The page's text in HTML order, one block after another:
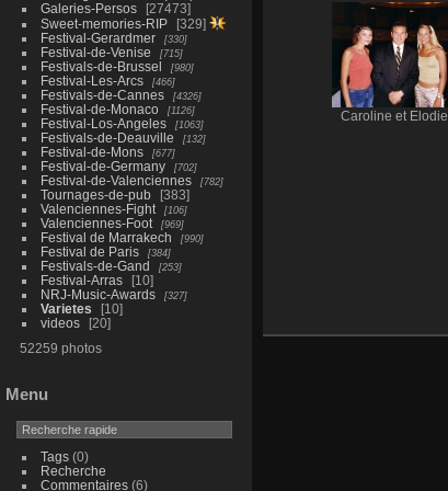
Galeries-Persos
27473
Sweet-memories-RIP
329
Festival-Gerardmer
330
Festival-de-Venise 715
Festivals-de-Brussel 980
Festival-Les-Arcs 466
Festivals-de-Cannes 4326
Festival-de-Monaco 1126
Festival-Los-Angeles 1063
Festivals-de-Deauville 132
Festival-de-Mons 677
Festival-de-Germany 702
Festival-de-Valenciennes 782
Tournages-de-pub
383
Valenciennes-Fight
106
Valenciennes-Foot 969
Festival de Marrakech 990
Festival de Paris 384
Festivals-de-Gand 253
Festival-Arras
10
NRJ-Music-Awards
327
Varietes
10
videos
20
52259 photos
Menu
Tags(0)
Recherche
Commentaires(6)
Caroline et Elodie